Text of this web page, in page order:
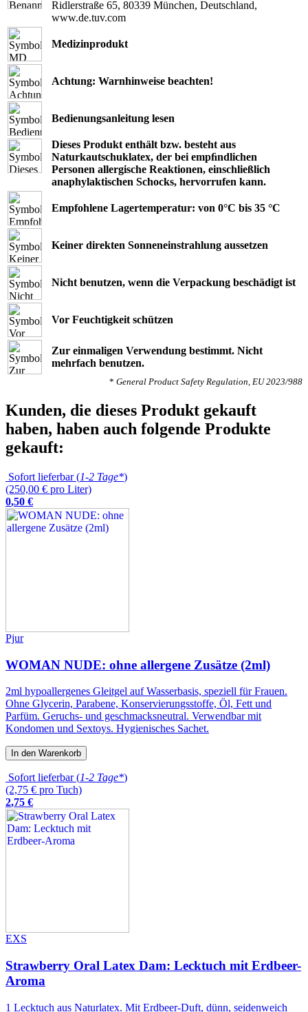
Ridlerstraße 65, 80339 München, Deutschland,
www.de.tuv.com
Medizinprodukt
Achtung: Warnhinweise beachten!
Bedienungsanleitung lesen
Dieses Produkt enthält bzw. besteht aus
Naturkautschuklatex, der bei empﬁndlichen
Personen allergische Reaktionen, einschließlich
anaphylaktischen Schocks, hervorrufen kann.
Empfohlene Lagertemperatur: von 0°C bis 35 °C
Keiner direkten Sonneneinstrahlung aussetzen
Nicht benutzen, wenn die Verpackung beschädigt ist
Vor Feuchtigkeit schützen
Zur einmaligen Verwendung bestimmt. Nicht
mehrfach benutzen.
* General Product Safety Regulation, EU 2023/988
Kunden, die dieses Produkt gekauft
haben, haben auch folgende Produkte
gekauft:
Sofort lieferbar (1-2 Tage*)
(250,00 € pro Liter)
0,50 €
Pjur
WOMAN NUDE: ohne allergene Zusätze (2ml)
2ml hypoallergenes Gleitgel auf Wasserbasis, speziell für Frauen.
Ohne Glycerin, Parabene, Konservierungsstoffe, Öl, Fett und
Parfüm. Geruchs- und geschmacksneutral. Verwendbar mit
Kondomen und Sextoys. Hygienisches Sachet.
In den Warenkorb
Sofort lieferbar (1-2 Tage*)
(2,75 € pro Tuch)
2,75 €
EXS
Strawberry Oral Latex Dam: Lecktuch mit Erdbeer-
Aroma
1 Lecktuch aus Naturlatex. Mit Erdbeer-Duft, dünn, seidenweich